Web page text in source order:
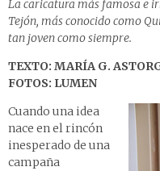
La caricatura más famosa e
Tejón, más conocido como
tan joven como siempre.
TEXTO: MARÍA G.
FOTOS: LUMEN
Cuando una idea
nace en el rincón
inesperado de una
campaña